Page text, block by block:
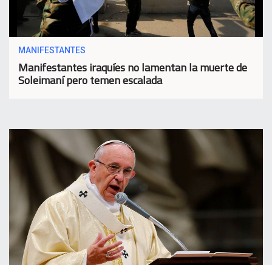
MANIFESTANTES
Manifestantes iraquíes no lamentan la muerte de
Soleimaní pero temen escalada